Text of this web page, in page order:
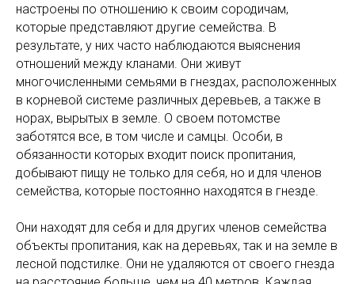
настроены по отношению к своим сородичам,
которые представляют другие семейства. В
результате, у них часто наблюдаются выяснения
отношений между кланами. Они живут
многочисленными семьями в гнездах, расположенных
в корневой системе различных деревьев, а также в
норах, вырытых в земле. О своем потомстве
заботятся все, в том числе и самцы. Особи, в
обязанности которых входит поиск пропитания,
добывают пищу не только для себя, но и для членов
семейства, которые постоянно находятся в гнезде.
Они находят для себя и для других членов семейства
объекты пропитания, как на деревьях, так и на земле в
лесной подстилке. Они не удаляются от своего гнезда